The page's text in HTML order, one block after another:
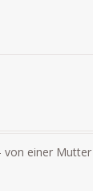
von einer